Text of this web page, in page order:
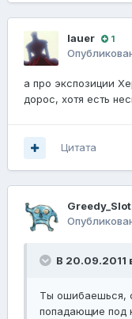
lauer 1
а про экспозиции
дорос, хотя есть
Цитата
В 20.09.2011
Ты ошибаешься,
попадающие под